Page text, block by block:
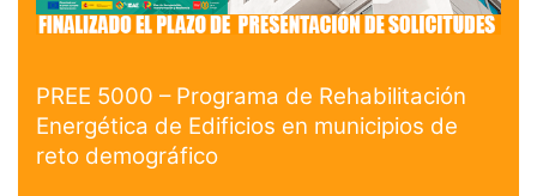
PREE 5000 – Programa de Rehabilitación
Energética de Edificios en municipios de
reto demográfico